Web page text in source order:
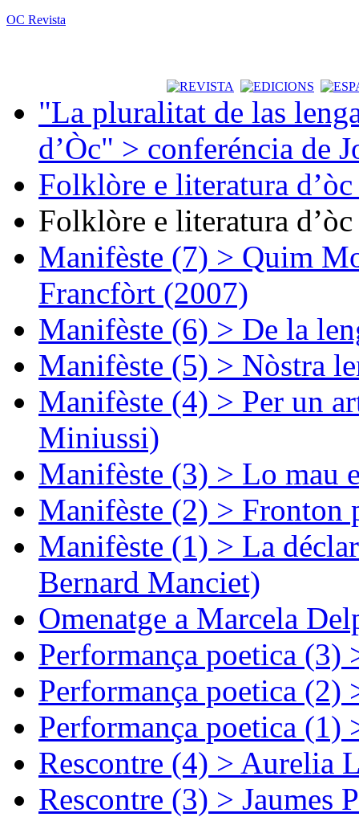
OC Revista
"La pluralitat de las
d’Òc" > conferéncia de
Folklòre e literatura
Folklòre e literatura
Manifèste (7) > Quim
Francfòrt (2007)
Manifèste (6) > De la
Manifèste (5) > Nòstra
Manifèste (4) > Per un
Miniussi)
Manifèste (3) > Lo mau
Manifèste (2) > Fronton
Manifèste (1) > La
Bernard Manciet)
Omenatge a Marcela
Performança poetica (3)
Performança poetica (2)
Performança poetica (1)
Rescontre (4) > Aurelia
Rescontre (3) > Jaumes